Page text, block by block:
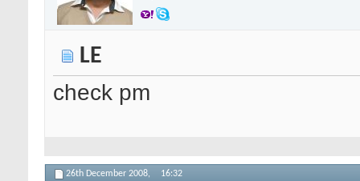
LE
check pm
26th December 2008, 16:32